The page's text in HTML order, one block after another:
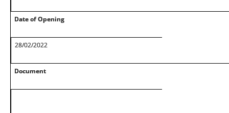
Date of Opening
28/02/2022
Document